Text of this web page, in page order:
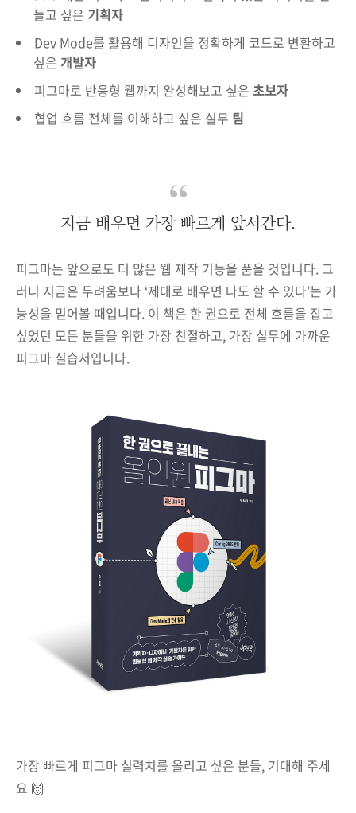
들고 싶은 기획자
Dev Mode를 활용해 디자인을 정확하게 코드로 변환하고
싶은 개발자
피그마로 반응형 웹까지 완성해보고 싶은 초보자
협업 흐름 전체를 이해하고 싶은 실무 팀
지금 배우면 가장 빠르게 앞서간다.
피그마는 앞으로도 더 많은 웹 제작 기능을 품을 것입니다. 그
러니 지금은 두려움보다 ‘제대로 배우면 나도 할 수 있다’는 가
능성을 믿어볼 때입니다. 이 책은 한 권으로 전체 흐름을 잡고
싶었던 모든 분들을 위한 가장 친절하고, 가장 실무에 가까운
피그마 실습서입니다.
가장 빠르게 피그마 실력치를 올리고 싶은 분들, 기대해 주세
요 🙌